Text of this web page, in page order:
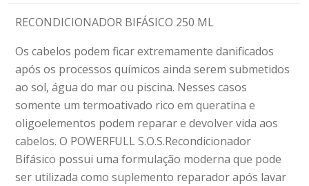
RECONDICIONADOR BIFÁSICO 250 ML
Os cabelos podem ficar extremamente danificados
após os processos químicos ainda serem submetidos
ao sol, água do mar ou piscina. Nesses casos
somente um termoativado rico em queratina e
oligoelementos podem reparar e devolver vida aos
cabelos. O POWERFULL S.O.S.Recondicionador
Bifásico possui uma formulação moderna que pode
ser utilizada como suplemento reparador após lavar